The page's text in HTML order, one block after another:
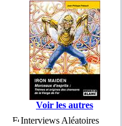
Voir les autres
Interviews Aléatoires